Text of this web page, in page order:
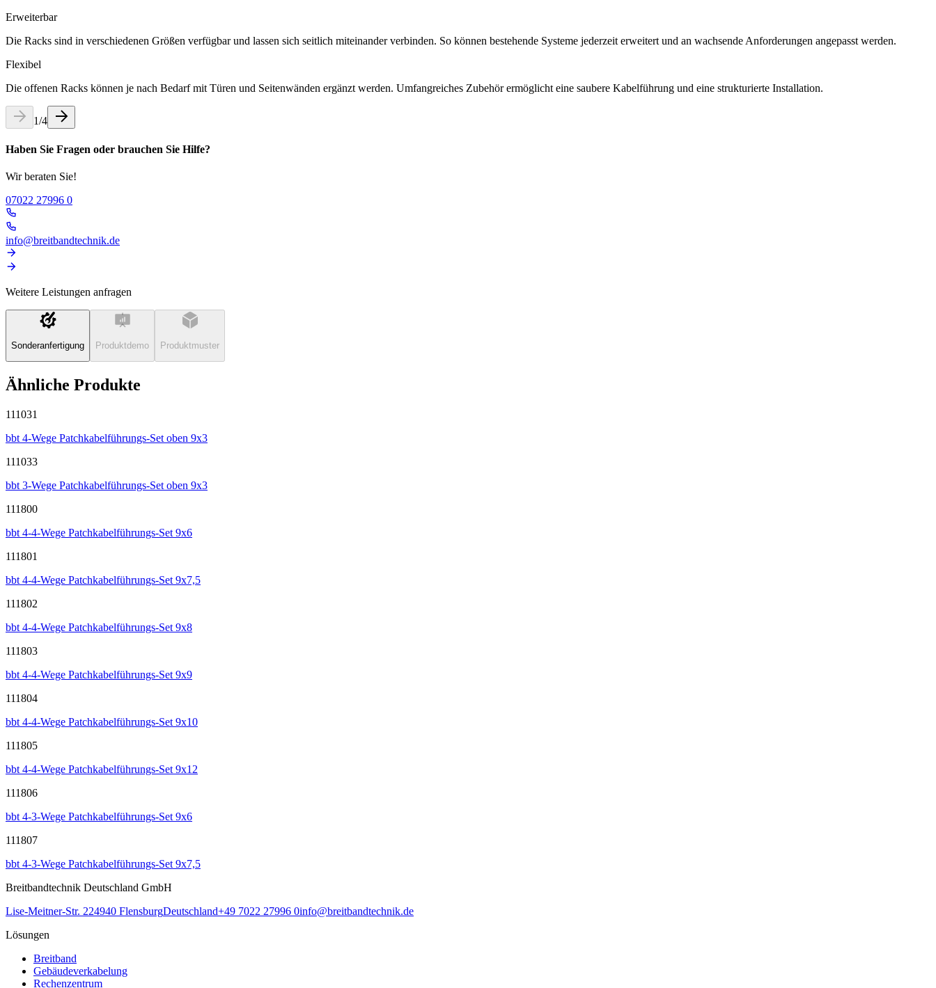
Erweiterbar
Die Racks sind in verschiedenen Größen verfügbar und lassen sich seitlich miteinander verbinden. So können bestehende Systeme jederzeit erweitert und an wachsende Anforderungen angepasst werden.
Flexibel
Die offenen Racks können je nach Bedarf mit Türen und Seitenwänden ergänzt werden. Umfangreiches Zubehör ermöglicht eine saubere Kabelführung und eine strukturierte Installation.
1/4
Haben Sie Fragen oder brauchen Sie Hilfe?
Wir beraten Sie!
07022 27996 0
info@breitbandtechnik.de
Weitere Leistungen anfragen
Sonderanfertigung Produktdemo Produktmuster
Ähnliche Produkte
111031
bbt 4-Wege Patchkabelführungs-Set oben 9x3
111033
bbt 3-Wege Patchkabelführungs-Set oben 9x3
111800
bbt 4-4-Wege Patchkabelführungs-Set 9x6
111801
bbt 4-4-Wege Patchkabelführungs-Set 9x7,5
111802
bbt 4-4-Wege Patchkabelführungs-Set 9x8
111803
bbt 4-4-Wege Patchkabelführungs-Set 9x9
111804
bbt 4-4-Wege Patchkabelführungs-Set 9x10
111805
bbt 4-4-Wege Patchkabelführungs-Set 9x12
111806
bbt 4-3-Wege Patchkabelführungs-Set 9x6
111807
bbt 4-3-Wege Patchkabelführungs-Set 9x7,5
Breitbandtechnik Deutschland GmbH
Lise-Meitner-Str. 224940 FlensburgDeutschland+49 7022 27996 0info@breitbandtechnik.de
Lösungen
Breitband
Gebäudeverkabelung
Rechenzentrum